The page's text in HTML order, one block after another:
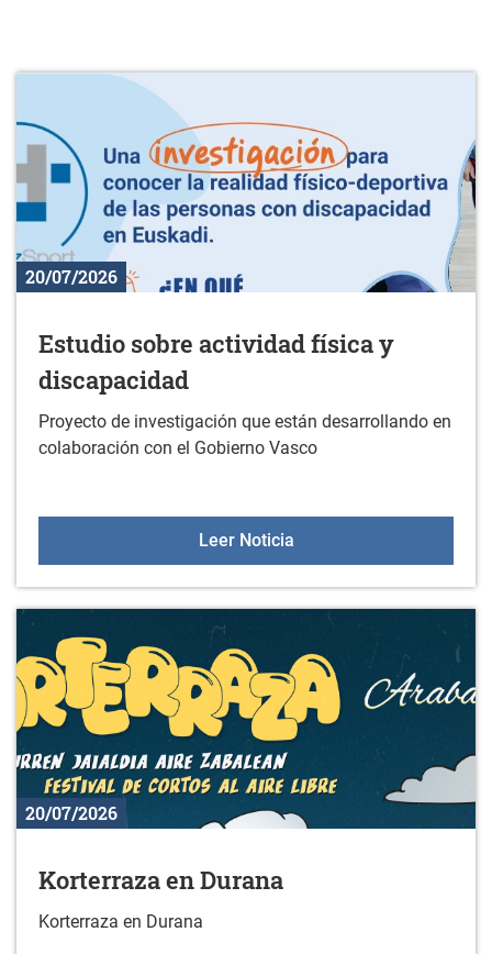
20/07/2026
Estudio sobre actividad física y
discapacidad
Proyecto de investigación que están desarrollando en
colaboración con el Gobierno Vasco
Leer NoticiaEstudio sobre actividad
20/07/2026
Korterraza en Durana
Korterraza en Durana